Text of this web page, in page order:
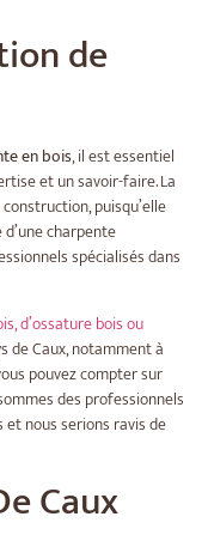
de
en bois, il est essentiel
et un savoir-faire. La
puisqu’elle
charpente
spécialisés dans
d’ossature bois ou
de Caux, notamment à
pouvez compter sur
des professionnels
nous serions ravis de
Caux